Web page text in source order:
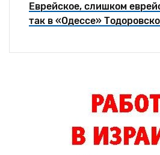
Еврейское, слишком
так в «Одессе»